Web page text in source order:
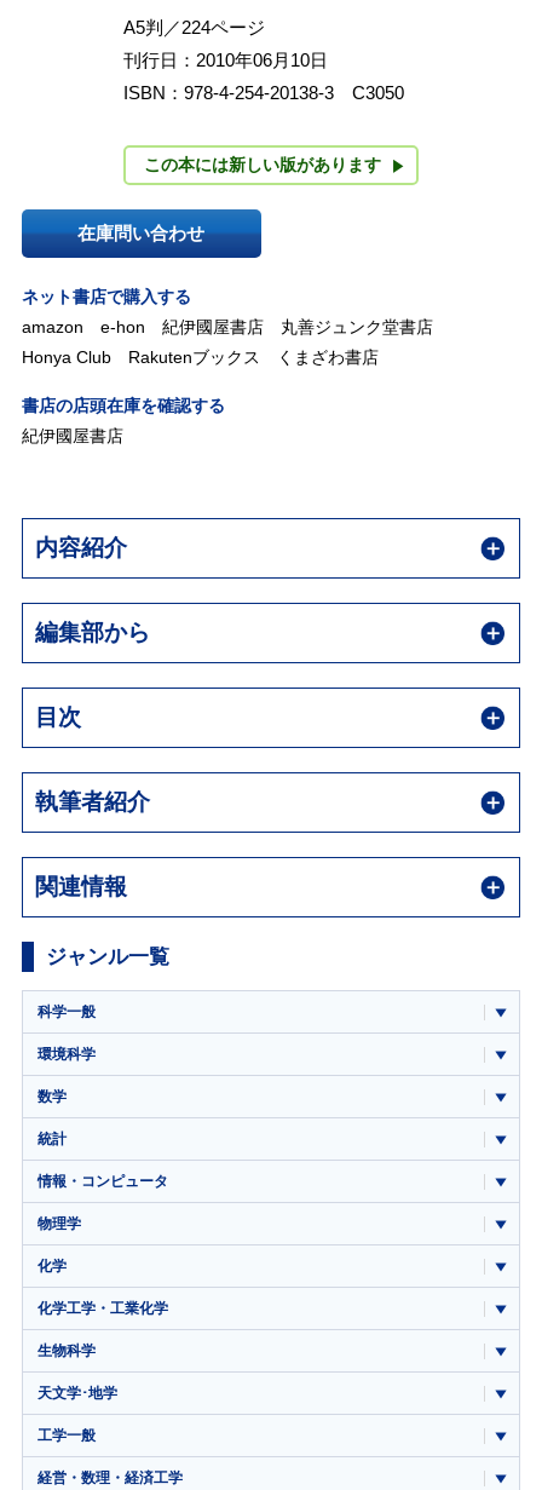
A5判／224ページ
刊行日：2010年06月10日
ISBN：978-4-254-20138-3 C3050
この本には新しい版があります
在庫問い合わせ
ネット書店で購入する
amazon
e-hon 紀伊國屋書店
丸善ジュンク堂書店
Honya Club
Rakutenブックス くまざわ書店
書店の店頭在庫を確認する
紀伊國屋書店
内容紹介
編集部から
目次
執筆者紹介
関連情報
ジャンル一覧
科学一般
環境科学
数学
統計
情報・コンピュータ
物理学
化学
化学工学・工業化学
生物科学
天文学･地学
工学一般
経営・数理・経済工学